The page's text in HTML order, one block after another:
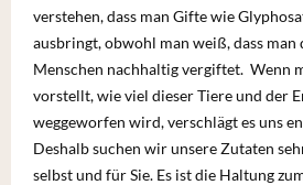
verstehen, dass man Gifte wie
ausbringt, obwohl man weiß, dass man
Menschen nachhaltig vergiftet. Wenn
vorstellt, wie viel dieser Tiere und der
weggeworfen wird, verschlägt es uns
Deshalb suchen wir unsere Zutaten
selbst und für Sie. Es ist die Haltung